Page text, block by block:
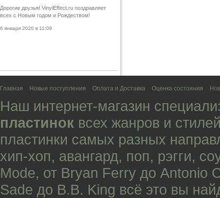
Дорогие друзья! VinylEffect.ru поздравляет
всех с Новым годом и Рождеством!
6 января 2020 в 11:09
Главная Новые поступления Оплата и Доставка Оценка состояния
Наш интернет-магазин
пластинок всех жанров и
пластинки самых разных
хип-хоп, авангард, поп, рэгги,
Mode, от Bryan Ferry до Antonio
Sade до B.B. King всё это вы